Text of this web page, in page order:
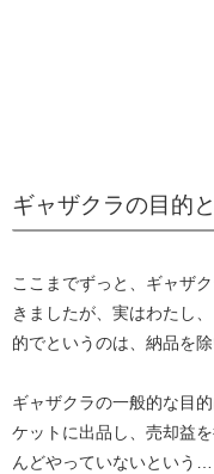
ギャザクラの目的
ここまでずっと、ギャザ
きましたが、実はわたし
的でというのは、納品を
ギャザクラの一般的な目
ケットに出品し、売却益
んどやっていないという…